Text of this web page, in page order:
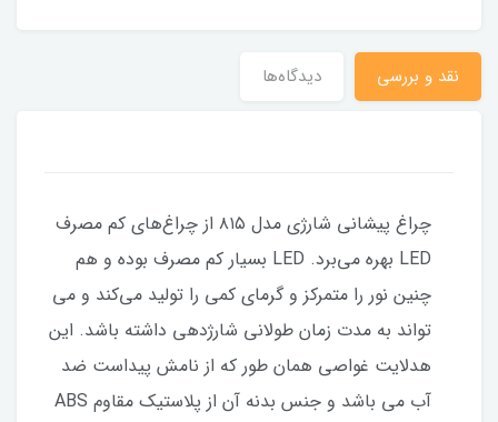
نقد و بررسی دیدگاه‌ها
چراغ پیشانی شارژی مدل ۸۱۵ از چراغ‌های کم مصرف
LED بهره می‌برد. LED بسیار کم مصرف بوده و هم
چنین نور را متمرکز و گرمای کمی را تولید می‌کند و می‌
تواند به مدت زمان طولانی شارژدهی داشته باشد. این
هدلایت غواصی همان طور که از نامش پیداست ضد
آب می باشد و جنس بدنه آن از پلاستیک مقاوم ABS